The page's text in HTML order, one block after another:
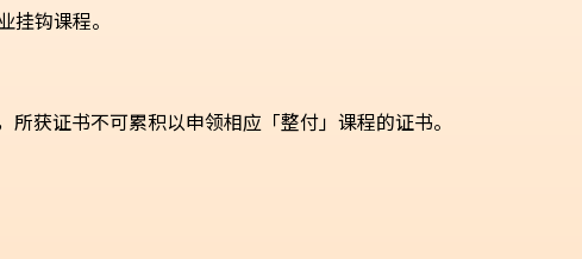
钩课程。
获证书不可累积以申领相应「整付」课程的证书。